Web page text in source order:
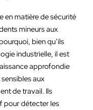
en matière de sécurité
mineurs aux
bien qu’ils
industrielle, il est
approfondie
aux
de travail. Ils
pour détecter les